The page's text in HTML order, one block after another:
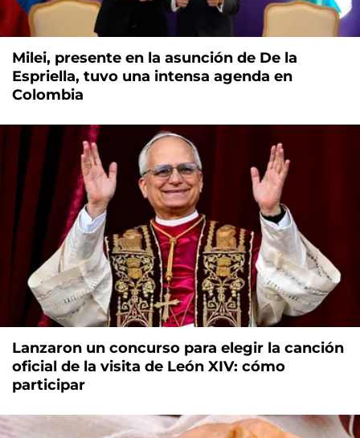
Milei, presente en la asunción de De la
Espriella, tuvo una intensa agenda en
Colombia
Lanzaron un concurso para elegir la canción
oficial de la visita de León XIV: cómo
participar